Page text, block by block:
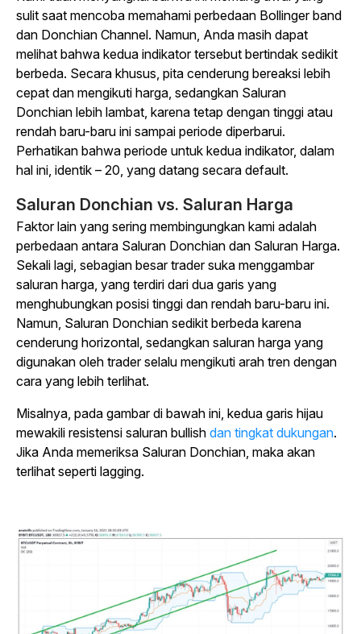
sulit saat mencoba memahami perbedaan Bollinger band
dan Donchian Channel. Namun, Anda masih dapat
melihat bahwa kedua indikator tersebut bertindak sedikit
berbeda. Secara khusus, pita cenderung bereaksi lebih
cepat dan mengikuti harga, sedangkan Saluran
Donchian lebih lambat, karena tetap dengan tinggi atau
rendah baru-baru ini sampai periode diperbarui.
Perhatikan bahwa periode untuk kedua indikator, dalam
hal ini, identik – 20, yang datang secara default.
Saluran Donchian vs. Saluran Harga
Faktor lain yang sering membingungkan kami adalah
perbedaan antara Saluran Donchian dan Saluran Harga.
Sekali lagi, sebagian besar trader suka menggambar
saluran harga, yang terdiri dari dua garis yang
menghubungkan posisi tinggi dan rendah baru-baru ini.
Namun, Saluran Donchian sedikit berbeda karena
cenderung horizontal, sedangkan saluran harga yang
digunakan oleh trader selalu mengikuti arah tren dengan
cara yang lebih terlihat.
Misalnya, pada gambar di bawah ini, kedua garis hijau
mewakili resistensi saluran bullish dan tingkat dukungan.
Jika Anda memeriksa Saluran Donchian, maka akan
terlihat seperti lagging.